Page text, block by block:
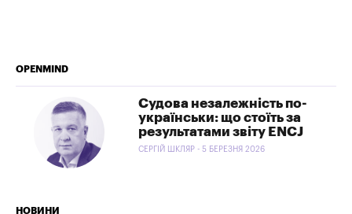
OPENMIND
Судова незалежність по-
українськи: що стоїть за
результатами звіту ENCJ
СЕРГІЙ ШКЛЯР - 5 БЕРЕЗНЯ 2026
НОВИНИ